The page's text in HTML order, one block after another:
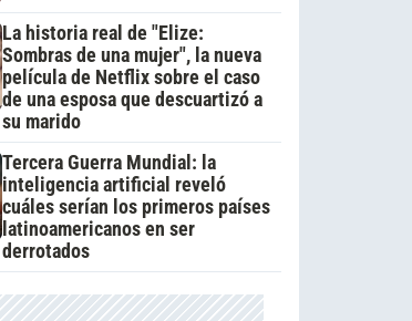
La historia real de "Elize:
Sombras de una mujer", la nueva
película de Netflix sobre el caso
de una esposa que descuartizó a
su marido
Tercera Guerra Mundial: la
inteligencia artificial reveló
cuáles serían los primeros países
latinoamericanos en ser
derrotados